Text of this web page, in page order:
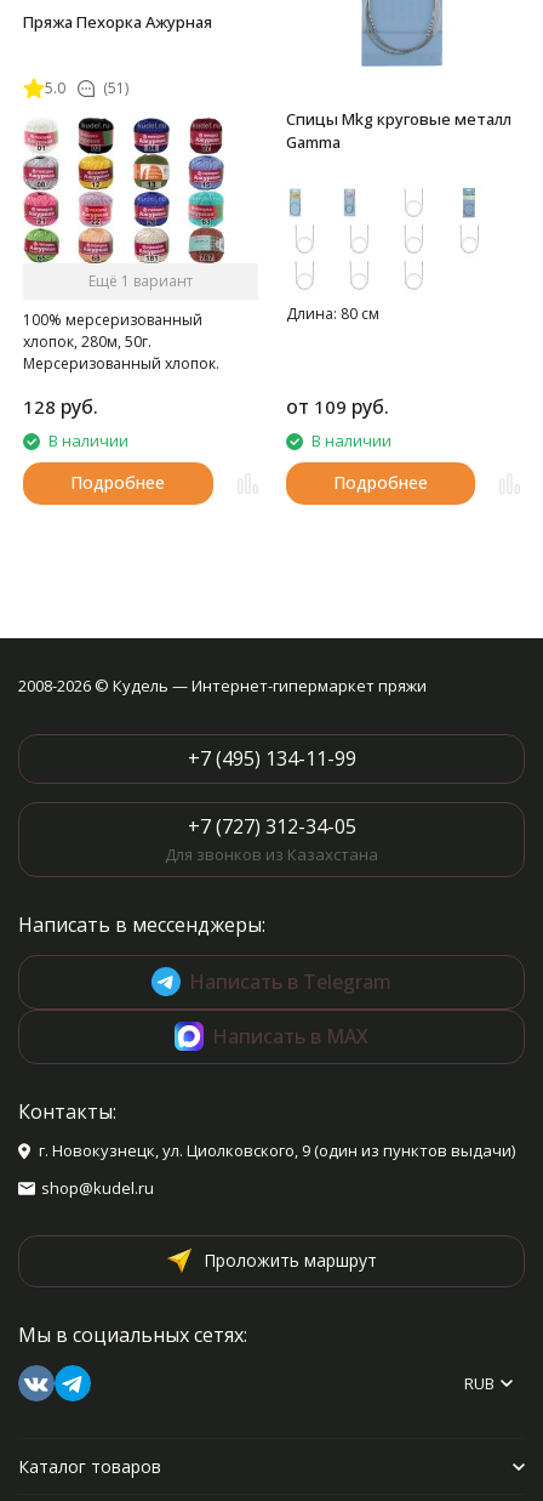
Пряжа Пехорка Ажурная
5.0 (51)
Ещё 1 вариант
100% мерсеризованный
хлопок, 280м, 50г.
Мерсеризованный хлопок.
128 руб.
В наличии
Подробнее
Спицы Mkg круговые металл
Gamma
Длина: 80 см
от 109 руб.
В наличии
Подробнее
2008-2026 © Кудель — Интернет-гипермаркет пряжи
+7 (495) 134-11-99
+7 (727) 312-34-05
Для звонков из Казахстана
Написать в мессенджеры:
Написать в Telegram
Написать в MAX
Контакты:
г. Новокузнецк, ул. Циолковского, 9 (один из пунктов выдачи)
shop@kudel.ru
Проложить маршрут
Мы в социальных сетях:
RUB
Каталог товаров